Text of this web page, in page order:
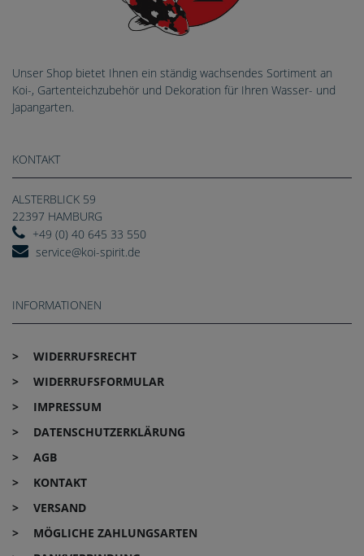
Unser Shop bietet Ihnen ein ständig wachsendes Sortiment an
Koi-, Gartenteichzubehör und Dekoration für Ihren Wasser- und
Japangarten.
KONTAKT
ALSTERBLICK 59
22397 HAMBURG
+49 (0) 40 645 33 550
service@koi-spirit.de
INFORMATIONEN
WIDERRUFS­RECHT
WIDERRUFS­FORMULAR
IMPRESSUM
DATEN­SCHUTZ­ERKLÄRUNG
AGB
KONTAKT
VERSAND
MÖGLICHE ZAHLUNGSARTEN